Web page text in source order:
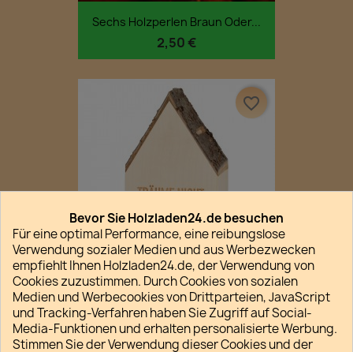
Sechs Holzperlen Braun Oder...
2,50 €
Sparhaus - Träume Nicht...
25,90 €
favorite_border
Bevor Sie Holzladen24.de besuchen
Für eine optimal Performance, eine reibungslose
Verwendung sozialer Medien und aus Werbezwecken
empfiehlt Ihnen Holzladen24.de, der Verwendung von
Cookies zuzustimmen. Durch Cookies von sozialen
Medien und Werbecookies von Drittparteien, JavaScript
und Tracking-Verfahren haben Sie Zugriff auf Social-
Media-Funktionen und erhalten personalisierte Werbung.
Stimmen Sie der Verwendung dieser Cookies und der